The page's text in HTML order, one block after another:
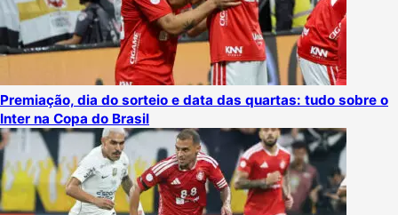
Premiação, dia do sorteio e data das quartas: tudo sobre o
Inter na Copa do Brasil